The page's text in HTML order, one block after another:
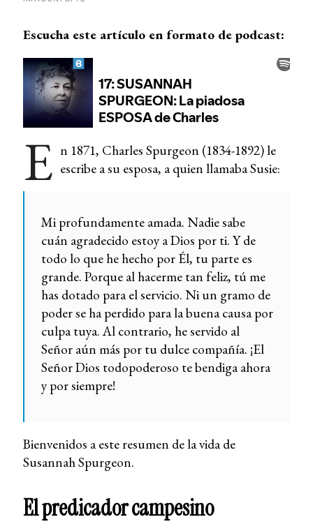
Escucha este artículo en formato de podcast:
E n 1871, Charles Spurgeon (1834-1892) le
escribe a su esposa, a quien llamaba Susie:
Mi profundamente amada. Nadie sabe
cuán agradecido estoy a Dios por ti. Y de
todo lo que he hecho por Él, tu parte es
grande. Porque al hacerme tan feliz, tú me
has dotado para el servicio. Ni un gramo de
poder se ha perdido para la buena causa por
culpa tuya. Al contrario, he servido al
Señor aún más por tu dulce compañía. ¡El
Señor Dios todopoderoso te bendiga ahora
y por siempre!
Bienvenidos a este resumen de la vida de
Susannah Spurgeon.
El predicador campesino